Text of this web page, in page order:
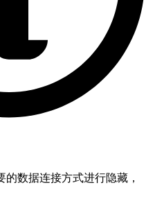
数据连接方式进行隐藏，